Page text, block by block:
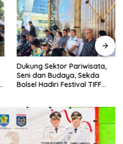
Dukung Sektor Pariwisata,
Seni dan Budaya, Sekda
Bolsel Hadiri Festival TIFF